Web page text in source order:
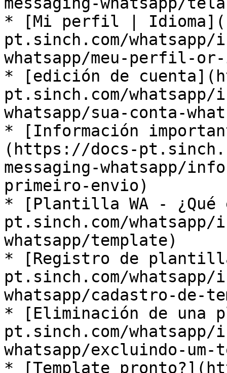
* ​[Mi perfil |
pt.sinch.com/whatsapp/
whatsapp/meu-perfil-
* ​[edición de
pt.sinch.com/whatsapp/
whatsapp/sua-conta-
* ​[Información
(https://docs-
messaging-whatsapp/
primeiro-envio)​
* ​[Plantilla WA -
pt.sinch.com/whatsapp/
whatsapp/template) ​
* ​[Registro de
pt.sinch.com/whatsapp/
whatsapp/cadastro-de-
* ​[Eliminación de una
pt.sinch.com/whatsapp/
whatsapp/excluindo-um-
* ​[Template